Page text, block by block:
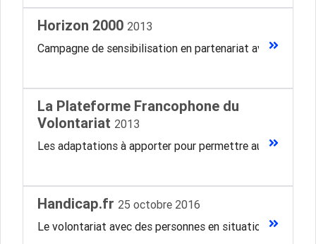
Horizon 2000 2013
Campagne de sensibilisation en partenariat avec
La Plateforme Francophone du
Volontariat 2013
Les adaptations à apporter pour permettre aux
Handicap.fr 25 octobre 2016
Le volontariat avec des personnes en situation de